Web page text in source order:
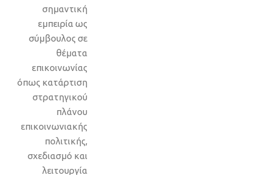
σημαντική
εμπειρία ως
σύμβουλος σε
θέματα
επικοινωνίας
όπως κατάρτιση
στρατηγικού
πλάνου
επικοινωνιακής
πολιτικής,
σχεδιασμό και
λειτουργία